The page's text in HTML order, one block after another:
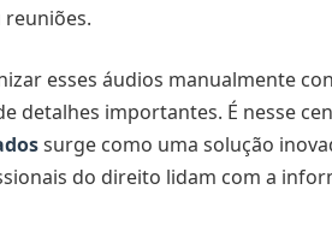
reuniões.
esses áudios manualmente
detalhes importantes. É nesse
surge como uma solução
do direito lidam com a